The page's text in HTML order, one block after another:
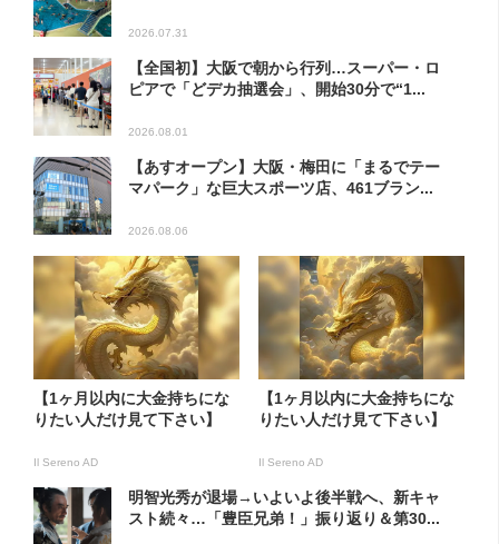
2026.07.31
【全国初】大阪で朝から行列…スーパー・ロ
ピアで「どデカ抽選会」、開始30分で“1...
2026.08.01
【あすオープン】大阪・梅田に「まるでテー
マパーク」な巨大スポーツ店、461ブラン...
2026.08.06
【1ヶ月以内に大金持ちにな
りたい人だけ見て下さい】
Il Sereno AD
【1ヶ月以内に大金持ちにな
りたい人だけ見て下さい】
Il Sereno AD
明智光秀が退場→いよいよ後半戦へ、新キャ
スト続々…「豊臣兄弟！」振り返り＆第30...